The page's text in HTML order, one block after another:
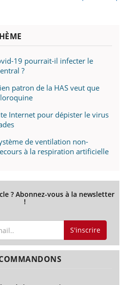
19 pourrait-il infecter le
?
patron de la HAS veut que
Internet pour dépister le virus
de ventilation non-
à la respiration artificielle
? Abonnez-vous à la newsletter
!
S'inscrire